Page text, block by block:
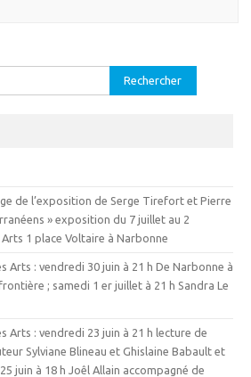
de l’exposition de Serge Tirefort et Pierre
» exposition du 7 juillet au 2
1 place Voltaire à Narbonne
Arts : vendredi 30 juin à 21 h De Narbonne à
; samedi 1 er juillet à 21 h Sandra Le
Arts : vendredi 23 juin à 21 h lecture de
Sylviane Blineau et Ghislaine Babault et
juin à 18 h Joêl Allain accompagné de